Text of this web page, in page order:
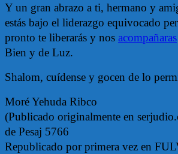
Y un gran abrazo a ti, hermano y
estás bajo el liderazgo equivocado
pronto te liberarás y nos acompañaras
Bien y de Luz.
Shalom, cuídense y gocen de lo
Moré Yehuda Ribco
(Publicado originalmente en
de Pesaj 5766
Republicado por primera vez en